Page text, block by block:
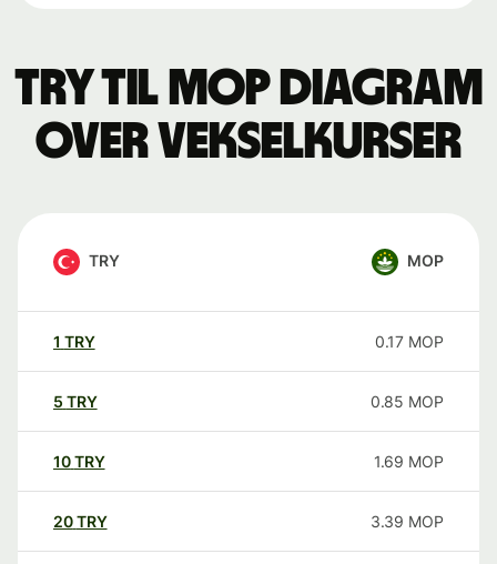
TRY til MOP Diagram
over vekselkurser
TRY MOP
1 TRY 0.17 MOP
5 TRY 0.85 MOP
10TRY 1.69 MOP
20TRY 3.39 MOP